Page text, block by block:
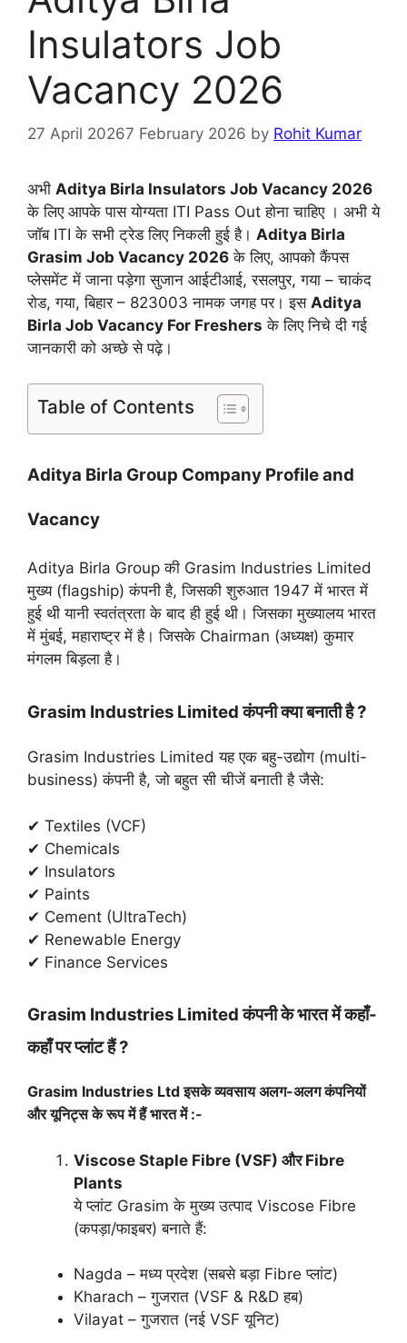
Insulators Job
Vacancy 2026
27 April 20267 February 2026 by Rohit Kumar
अभी Aditya Birla Insulators Job Vacancy 2026
के लिए आपके पास योग्यता ITI Pass Out होना चाहिए । अभी ये
जॉब ITI के सभी ट्रेड लिए निकली हुई है। Aditya Birla
Grasim Job Vacancy 2026 के लिए, आपको कैंपस
प्लेसमेंट में जाना पड़ेगा सुजान आईटीआई, रसलपुर, गया – चाकंद
रोड, गया, बिहार – 823003 नामक जगह पर। इस Aditya
Birla Job Vacancy For Freshers के लिए निचे दी गई
जानकारी को अच्छे से पढ़े।
Table of Contents
Aditya Birla Group Company Profile and
Vacancy
Aditya Birla Group की Grasim Industries Limited
मुख्य (flagship) कंपनी है, जिसकी शुरुआत 1947 में भारत में
हुई थी यानी स्वतंत्रता के बाद ही हुई थी। जिसका मुख्यालय भारत
में मुंबई, महाराष्ट्र में है। जिसके Chairman (अध्यक्ष) कुमार
मंगलम बिड़ला है।
Grasim Industries Limited कंपनी क्या बनाती है ?
Grasim Industries Limited यह एक बहु-उद्योग (multi-
business) कंपनी है, जो बहुत सी चीजें बनाती है जैसे:
✔ Textiles (VCF)
✔ Chemicals
✔ Insulators
✔ Paints
✔ Cement (UltraTech)
✔ Renewable Energy
✔ Finance Services
Grasim Industries Limited कंपनी के भारत में कहाँ-
कहाँ पर प्लांट हैं ?
Grasim Industries Ltd इसके व्यवसाय अलग-अलग कंपनियों
और यूनिट्स के रूप में हैं भारत में :-
Viscose Staple Fibre (VSF) और Fibre
Plants
ये प्लांट Grasim के मुख्य उत्पाद Viscose Fibre
(कपड़ा/फाइबर) बनाते हैं:
Nagda – मध्य प्रदेश (सबसे बड़ा Fibre प्लांट)
Kharach – गुजरात (VSF & R&D हब)
Vilayat – गुजरात (नई VSF यूनिट)